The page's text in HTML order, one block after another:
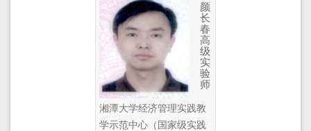
颜
长
春
高
级
实
验
师
湘潭大学经济管理实践教
学示范中心（国家级实践